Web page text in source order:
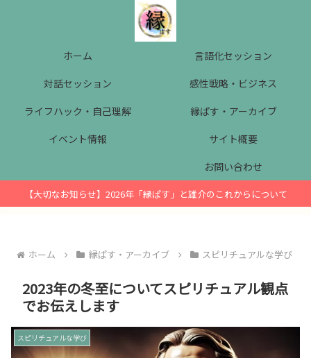
ホーム
言語化セッション
対話セッション
感性戦略・ビジネス
ライフハック・自己理解
縁ぱす・アーカイブ
イベント情報
サイト概要
お問い合わせ
【大切なお知らせ】2026年「縁ぱす」と雄介のこれからについて
ホーム 縁ぱす・アーカイブ スピリチュアルな学び
2023年の冬至についてスピリチュアル観点
でお伝えします
スピリチュアルな学び